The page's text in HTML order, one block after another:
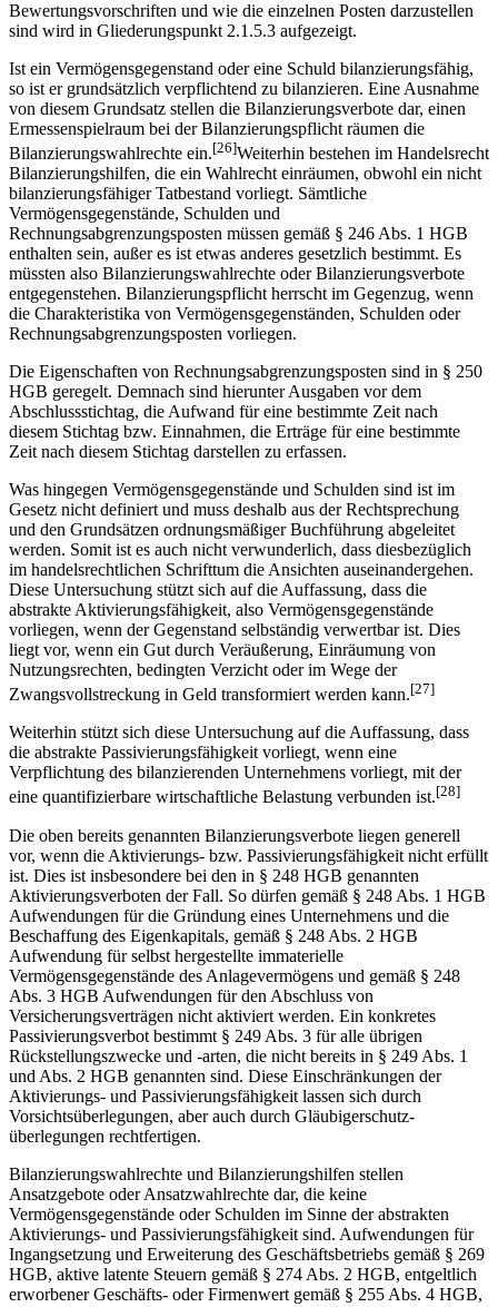
Bewertungsvorschriften und wie die einzelnen Posten darzustellen
sind wird in Gliederungspunkt 2.1.5.3 aufgezeigt.
Ist ein Vermögensgegenstand oder eine Schuld bilanzierungsfähig,
so ist er grundsätzlich verpflichtend zu bilanzieren. Eine Ausnahme
von diesem Grundsatz stellen die Bilanzierungsverbote dar, einen
Ermessenspielraum bei der Bilanzierungs­pflicht räumen die
Bilanzierungswahlrechte ein.[26]Weiterhin bestehen im Handelsrecht
Bilanzierungshilfen, die ein Wahlrecht einräumen, obwohl ein nicht
bilanzierungsfähiger Tatbestand vorliegt. Sämtliche
Vermögensgegenstände, Schulden und
Rechnungsabgrenzungsposten müssen gemäß § 246 Abs. 1 HGB
enthalten sein, außer es ist etwas anderes gesetzlich bestimmt. Es
müssten also Bilanzierungs­wahlrechte oder Bilanzierungsverbote
entgegenstehen. Bilanzierungspflicht herrscht im Gegenzug, wenn
die Charakteristika von Vermögensgegenständen, Schulden oder
Rechnungsabgrenzungsposten vorliegen.
Die Eigenschaften von Rechnungsabgrenzungsposten sind in § 250
HGB geregelt. Demnach sind hierunter Ausgaben vor dem
Abschlussstichtag, die Aufwand für eine bestimmte Zeit nach
diesem Stichtag bzw. Einnahmen, die Erträge für eine bestimmte
Zeit nach diesem Stichtag darstellen zu erfassen.
Was hingegen Vermögensgegenstände und Schulden sind ist im
Gesetz nicht definiert und muss deshalb aus der Rechtsprechung
und den Grundsätzen ordnungsmäßiger Buchführung abgeleitet
werden. Somit ist es auch nicht verwunderlich, dass dies­bezüglich
im handelsrechtlichen Schrifttum die Ansichten auseinandergehen.
Diese Untersuchung stützt sich auf die Auffassung, dass die
abstrakte Aktivierungsfähigkeit, also Vermögensgegenstände
vorliegen, wenn der Gegenstand selbständig verwertbar ist. Dies
liegt vor, wenn ein Gut durch Veräußerung, Einräumung von
Nutzungsrechten, bedingten Verzicht oder im Wege der
Zwangsvollstreckung in Geld transformiert werden kann.[27]
Weiterhin stützt sich diese Untersuchung auf die Auffassung, dass
die abstrakte Passivierungsfähigkeit vorliegt, wenn eine
Verpflichtung des bilanzierenden Unter­nehmens vorliegt, mit der
eine quantifizierbare wirtschaftliche Belastung verbunden ist.[28]
Die oben bereits genannten Bilanzierungsverbote liegen generell
vor, wenn die Aktivierungs- bzw. Passivierungsfähigkeit nicht erfüllt
ist. Dies ist insbesondere bei den in § 248 HGB genannten
Aktivierungsverboten der Fall. So dürfen gemäß § 248 Abs. 1 HGB
Aufwendungen für die Gründung eines Unternehmens und die
Beschaffung des Eigenkapitals, gemäß § 248 Abs. 2 HGB
Aufwendung für selbst hergestellte immaterielle
Vermögensgegenstände des Anlagevermögens und gemäß § 248
Abs. 3 HGB Aufwendungen für den Abschluss von
Versicherungsverträgen nicht aktiviert werden. Ein konkretes
Passivierungsverbot bestimmt § 249 Abs. 3 für alle übrigen
Rückstellungszwecke und -arten, die nicht bereits in § 249 Abs. 1
und Abs. 2 HGB genannten sind. Diese Einschränkungen der
Aktivierungs- und Passivierungsfähigkeit lassen sich durch
Vorsichtsüberlegungen, aber auch durch Gläubigerschutz­
überlegungen rechtfertigen.
Bilanzierungswahlrechte und Bilanzierungshilfen stellen
Ansatzgebote oder Ansatzwahlrechte dar, die keine
Vermögensgegenstände oder Schulden im Sinne der abstrakten
Aktivierungs- und Passivierungsfähigkeit sind. Aufwendungen für
Ingang­setzung und Erweiterung des Geschäftsbetriebs gemäß § 269
HGB, aktive latente Steuern gemäß § 274 Abs. 2 HGB, entgeltlich
erworbener Geschäfts- oder Firmenwert gemäß § 255 Abs. 4 HGB,